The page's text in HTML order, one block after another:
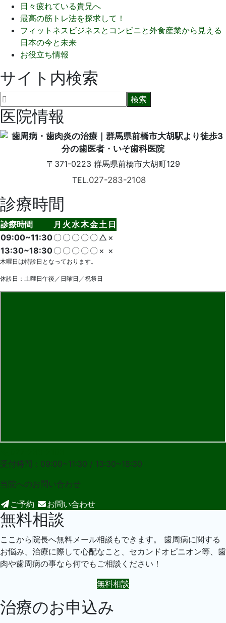
日々疲れている貴兄へ
最高の筋トレ法を探求して！
フィットネスビジネスとコンビニと外食産業から見える
日本の今と未来
お役立ち情報
サイト内検索
医院情報
〒371-0223 群馬県前橋市大胡町129
TEL.027-283-2108
診療時間
診療時間 月 火水木金土 日
09:00~11:30〇 〇 〇 〇 〇 △ ×
13:30~18:30〇 〇 〇 〇 〇 × ×
木曜日は特診日となっております。
休診日：土曜日午後／日曜日／祝祭日
受付時間：09:00~11:30 / 13:30~18:30
当院へのお問い合わせ
ご予約
お問い合わせ
無料相談
ここから院長へ無料メール相談もできます。 歯周病に関する
お悩み、治療に際して心配なこと、セカンドオピニオン等、歯
肉や歯周病の事なら何でもご相談ください！
無料相談
治療のお申込み